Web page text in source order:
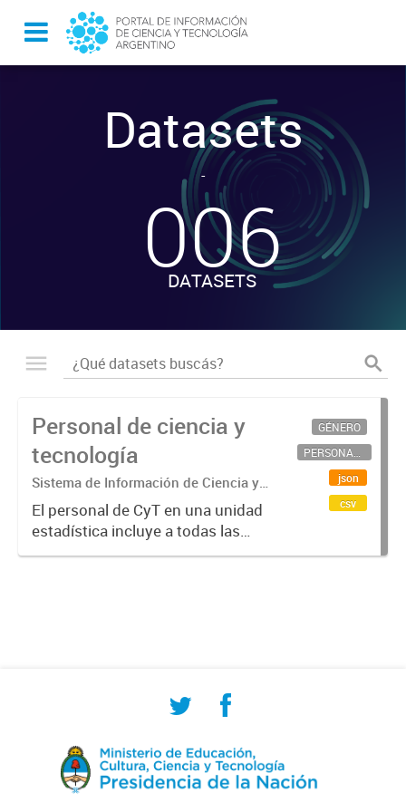
Datasets
-
006
DATASETS
Personal de ciencia y
tecnología
Sistema de Información de Ciencia y
Tecnología Argentino (SICYTAR)
El personal de CyT en una unidad
estadística incluye a todas las
personas involucradas
GÉNERO
PERSONAL CIENTÍFICO-TECNOLÓGICO
json
csv